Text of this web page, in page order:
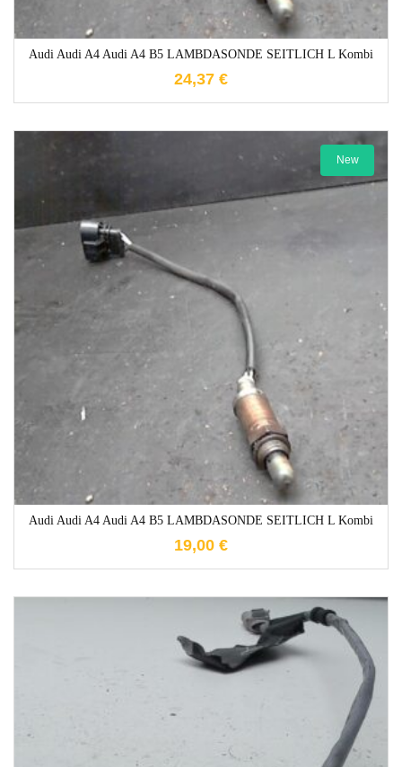
Audi Audi A4 Audi A4 B5 LAMBDASONDE SEITLICH L Kombi
24,37 €
New
Audi Audi A4 Audi A4 B5 LAMBDASONDE SEITLICH L Kombi
19,00 €
1-3 Werktage